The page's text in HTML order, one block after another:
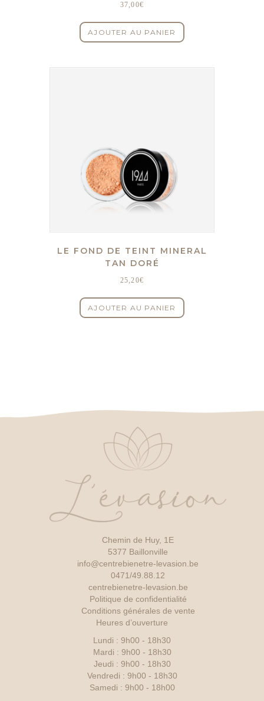
37,00€
AJOUTER AU PANIER
LE FOND DE TEINT MINERAL
TAN DORÉ
25,20€
AJOUTER AU PANIER
Chemin de Huy, 1E
5377 Baillonville
info@centrebienetre-levasion.be
0471/49.88.12
centrebienetre-levasion.be
Politique de confidentialité
Conditions générales de vente
Heures d’ouverture
Lundi : 9h00 - 18h30
Mardi : 9h00 - 18h30
Jeudi : 9h00 - 18h30
Vendredi : 9h00 - 18h30
Samedi : 9h00 - 18h00